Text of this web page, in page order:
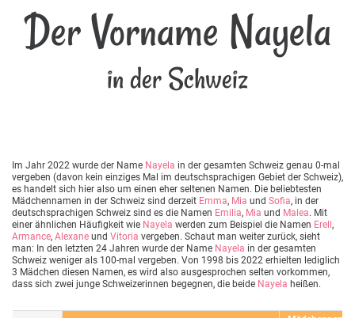
Der Vorname Nayela
in der Schweiz
Im Jahr 2022 wurde der Name Nayela in der gesamten Schweiz genau 0-mal
vergeben (davon kein einziges Mal im deutschsprachigen Gebiet der Schweiz),
es handelt sich hier also um einen eher seltenen Namen. Die beliebtesten
Mädchennamen in der Schweiz sind derzeit Emma, Mia und Sofia, in der
deutschsprachigen Schweiz sind es die Namen Emilia, Mia und Malea. Mit
einer ähnlichen Häufigkeit wie Nayela werden zum Beispiel die Namen Erell ,
Armance, Alexane und Vitoria vergeben. Schaut man weiter zurück, sieht
man: In den letzten 24 Jahren wurde der Name Nayela in der gesamten
Schweiz weniger als 100-mal vergeben. Von 1998 bis 2022 erhielten lediglich
3 Mädchen diesen Namen, es wird also ausgesprochen selten vorkommen,
dass sich zwei junge Schweizerinnen begegnen, die beide Nayela heißen.